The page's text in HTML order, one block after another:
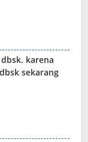
karena
sekarang